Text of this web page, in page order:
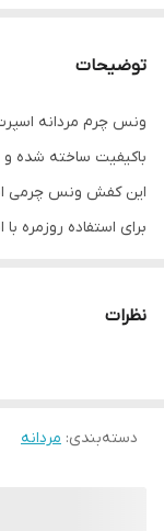
توضیحات
باکیفیت ساخته شده
این کفش ونس چرمی
برای استفاده
نظرات
دسته‌بندی: مردانه